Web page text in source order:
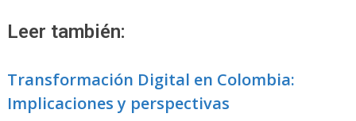
Leer también:
Transformación Digital en Colombia:
Implicaciones y perspectivas